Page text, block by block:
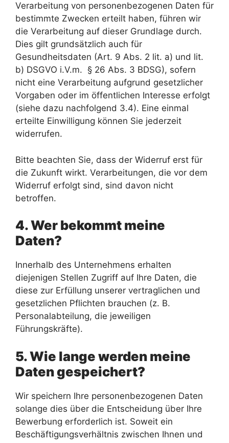
Verarbeitung von personenbezogenen Daten für
bestimmte Zwecken erteilt haben, führen wir
die Verarbeitung auf dieser Grundlage durch.
Dies gilt grundsätzlich auch für
Gesundheitsdaten (Art. 9 Abs. 2 lit. a) und lit.
b) DSGVO i.V.m. § 26 Abs. 3 BDSG), sofern
nicht eine Verarbeitung aufgrund gesetzlicher
Vorgaben oder im öffentlichen Interesse erfolgt
(siehe dazu nachfolgend 3.4). Eine einmal
erteilte Einwilligung können Sie jederzeit
widerrufen.
Bitte beachten Sie, dass der Widerruf erst für
die Zukunft wirkt. Verarbeitungen, die vor dem
Widerruf erfolgt sind, sind davon nicht
betroffen.
4. Wer bekommt meine
Daten?
Innerhalb des Unternehmens erhalten
diejenigen Stellen Zugriff auf Ihre Daten, die
diese zur Erfüllung unserer vertraglichen und
gesetzlichen Pflichten brauchen (z. B.
Personalabteilung, die jeweiligen
Führungskräfte).
5. Wie lange werden meine
Daten gespeichert?
Wir speichern Ihre personenbezogenen Daten
solange dies über die Entscheidung über Ihre
Bewerbung erforderlich ist. Soweit ein
Beschäftigungsverhältnis zwischen Ihnen und